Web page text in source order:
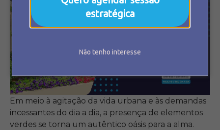
estratégica
Não tenho interesse
Em meio à agitação da vida urbana e às demandas
incessantes do dia a dia, a presença de elementos
verdes se torna um autêntico oásis para a alma.